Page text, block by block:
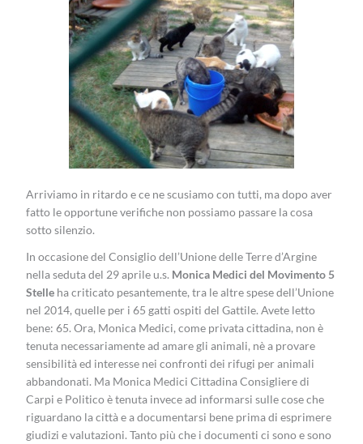
Arriviamo in ritardo e ce ne scusiamo con tutti, ma dopo aver
fatto le opportune verifiche non possiamo passare la cosa
sotto silenzio.
In occasione del Consiglio dell’Unione delle Terre d’Argine
nella seduta del 29 aprile u.s. Monica Medici del Movimento 5
Stelle ha criticato pesantemente, tra le altre spese dell’Unione
nel 2014, quelle per i 65 gatti ospiti del Gattile. Avete letto
bene: 65. Ora, Monica Medici, come privata cittadina, non è
tenuta necessariamente ad amare gli animali, nè a provare
sensibilità ed interesse nei confronti dei rifugi per animali
abbandonati. Ma Monica Medici Cittadina Consigliere di
Carpi e Politico è tenuta invece ad informarsi sulle cose che
riguardano la città e a documentarsi bene prima di esprimere
giudizi e valutazioni. Tanto più che i documenti ci sono e sono